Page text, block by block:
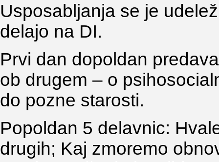
Usposabljanja se je
delajo na DI.
Prvi dan dopoldan
ob drugem – o
do pozne starosti.
Popoldan 5 delavnic:
drugih; Kaj zmoremo